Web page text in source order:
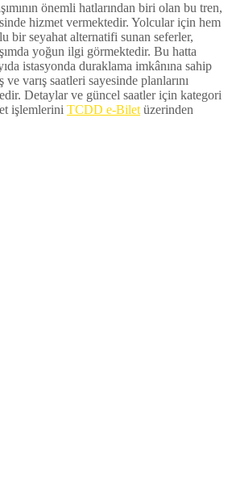
önemli hatlarından biri olan bu tren,
hizmet vermektedir. Yolcular için hem
bir seyahat alternatifi sunan seferler,
yoğun ilgi görmektedir. Bu hatta
istasyonda duraklama imkânına sahip
varış saatleri sayesinde planlarını
Detaylar ve güncel saatler için kategori
işlemlerini TCDD e-Bilet üzerinden